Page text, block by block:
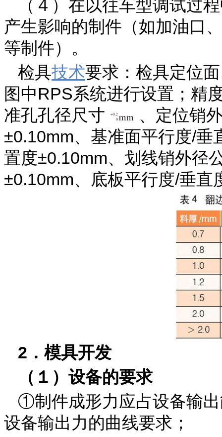
（４）在以往车型调试过
产生影响的制件（如加油口
等制件）。
检具技术要求：检具定位
图中RPS系统进行设置；精
准孔孔径尺寸
、定位销
±0.10mm、基准面平行度/垂
置度±0.10mm、划线销外径
±0.10mm、底板平行度/垂直
2．模具开发
（１）设备的要求
①制件成形力应占设备输
设备输出力的曲线要求；